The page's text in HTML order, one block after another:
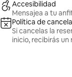
Accesibilidad
Mensajea a tu
Política de
Si cancelas la
inicio, recibirás